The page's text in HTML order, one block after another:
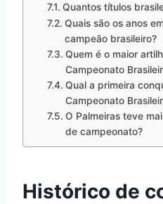
Quantos títulos
Quais são os anos
campeão brasileiro?
Quem é o maior
Campeonato
Qual a primeira
Campeonato
O Palmeiras teve
de campeonato?
Histórico de